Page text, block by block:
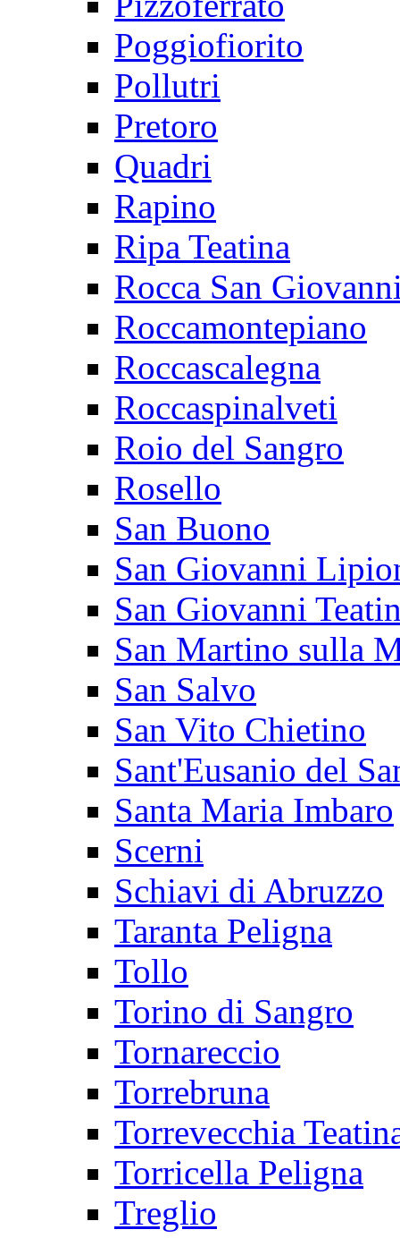
Poggiofiorito
Pollutri
Pretoro
Quadri
Rapino
Ripa Teatina
Rocca San
Roccamontepiano
Roccascalegna
Roccaspinalveti
Roio del Sangro
Rosello
San Buono
San Giovanni
San Giovanni
San Martino sulla
San Salvo
San Vito Chietino
Sant'Eusanio del
Santa Maria Imbaro
Scerni
Schiavi di Abruzzo
Taranta Peligna
Tollo
Torino di Sangro
Tornareccio
Torrebruna
Torrevecchia
Torricella Peligna
Treglio